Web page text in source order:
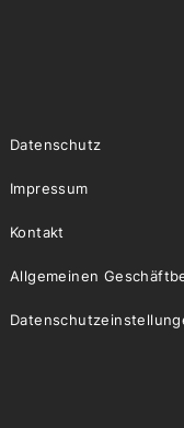
Datenschutz
Impressum
Kontakt
Allgemeinen